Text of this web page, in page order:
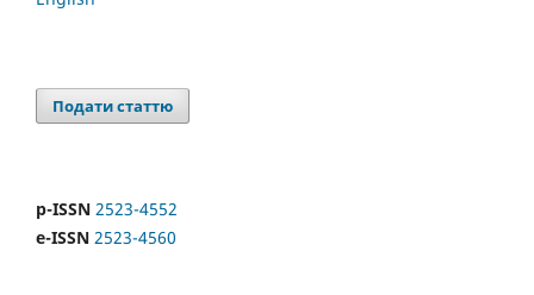
Подати статтю
p-ISSN 2523-4552
e-ISSN 2523-4560